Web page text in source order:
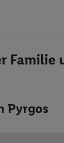
Familie
Pyrgos